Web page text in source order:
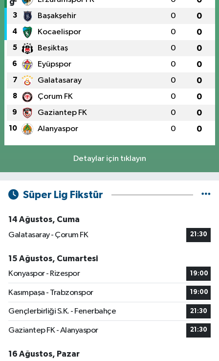
3 Başakşehir 0 0
4 Kocaelispor 0 0
5 Beşiktaş 0 0
6 Eyüpspor 0 0
7 Galatasaray 0 0
8 Çorum FK 0 0
9 Gaziantep FK 0 0
10 Alanyaspor 0 0
Detaylar için tıklayın
Süper Lig Fikstür
14 Ağustos, Cuma
Galatasaray - Çorum FK
21:30
15 Ağustos, Cumartesi
Konyaspor - Rizespor
19:00
Kasımpaşa - Trabzonspor 19:00
Gençlerbirliği S.K. - Fenerbahçe 21:30
Gaziantep FK - Alanyaspor 21:30
16 Ağustos, Pazar